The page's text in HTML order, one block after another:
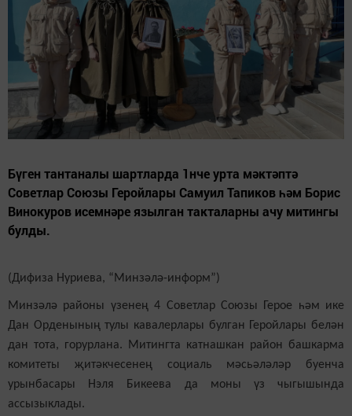
Бүген тантаналы шартларда 1нче урта мәктәптә
Советлар Союзы Геройлары Самуил Тапиков һәм Борис
Винокуров исемнәре язылган такталарны ачу митингы
булды.
(Дифиза Нуриева, “Минзәлә-информ”)
Минзәлә районы үзенең 4 Советлар Союзы Герое һәм ике
Дан Орденының тулы кавалерлары булган Геройлары белән
дан тота, горурлана. Митингта катнашкан район башкарма
комитеты җитәкчесенең социаль мәсьәләләр буенча
урынбасары Нэля Бикеева да моны үз чыгышында
ассызыклады.